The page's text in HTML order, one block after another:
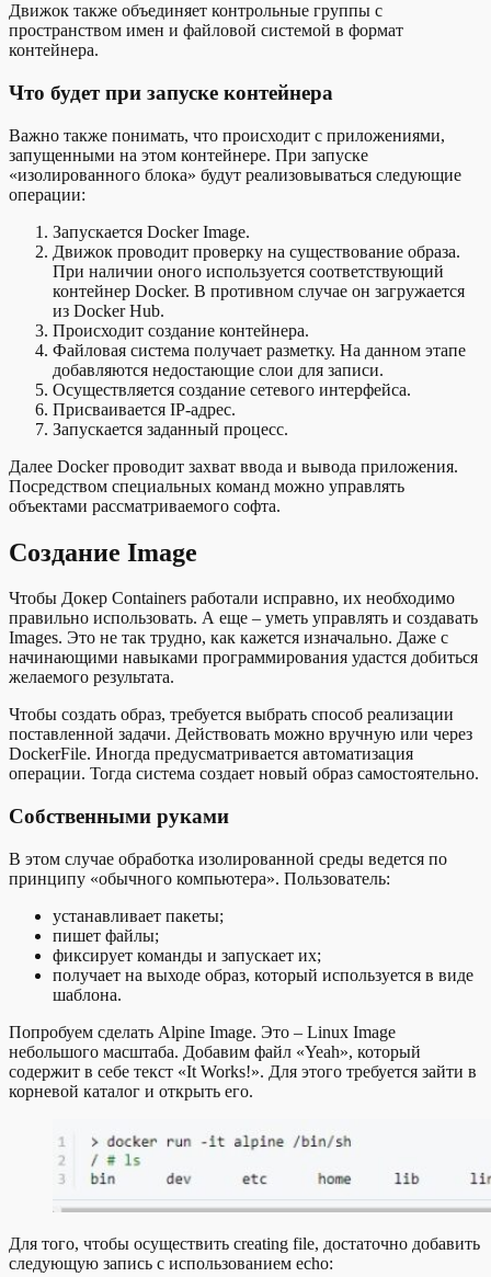
Движок также объединяет контрольные группы с
пространством имен и файловой системой в формат
контейнера.
Что будет при запуске контейнера
Важно также понимать, что происходит с приложениями,
запущенными на этом контейнере. При запуске
«изолированного блока» будут реализовываться следующие
операции:
Запускается Docker Image.
Движок проводит проверку на существование образа.
При наличии оного используется соответствующий
контейнер Docker. В противном случае он загружается
из Docker Hub.
Происходит создание контейнера.
Файловая система получает разметку. На данном этапе
добавляются недостающие слои для записи.
Осуществляется создание сетевого интерфейса.
Присваивается IP-адрес.
Запускается заданный процесс.
Далее Docker проводит захват ввода и вывода приложения.
Посредством специальных команд можно управлять
объектами рассматриваемого софта.
Создание Image
Чтобы Докер Containers работали исправно, их необходимо
правильно использовать. А еще – уметь управлять и создавать
Images. Это не так трудно, как кажется изначально. Даже с
начинающими навыками программирования удастся добиться
желаемого результата.
Чтобы создать образ, требуется выбрать способ реализации
поставленной задачи. Действовать можно вручную или через
DockerFile. Иногда предусматривается автоматизация
операции. Тогда система создает новый образ самостоятельно.
Собственными руками
В этом случае обработка изолированной среды ведется по
принципу «обычного компьютера». Пользователь:
устанавливает пакеты;
пишет файлы;
фиксирует команды и запускает их;
получает на выходе образ, который используется в виде
шаблона.
Попробуем сделать Alpine Image. Это – Linux Image
небольшого масштаба. Добавим файл «Yeah», который
содержит в себе текст «It Works!». Для этого требуется зайти в
корневой каталог и открыть его.
Для того, чтобы осуществить creating file, достаточно добавить
следующую запись c использованием echo: